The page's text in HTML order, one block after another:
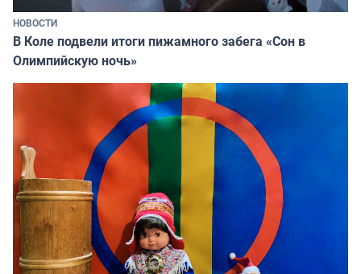
НОВОСТИ
В Коле подвели итоги пижамного забега «Сон в
Олимпийскую ночь»